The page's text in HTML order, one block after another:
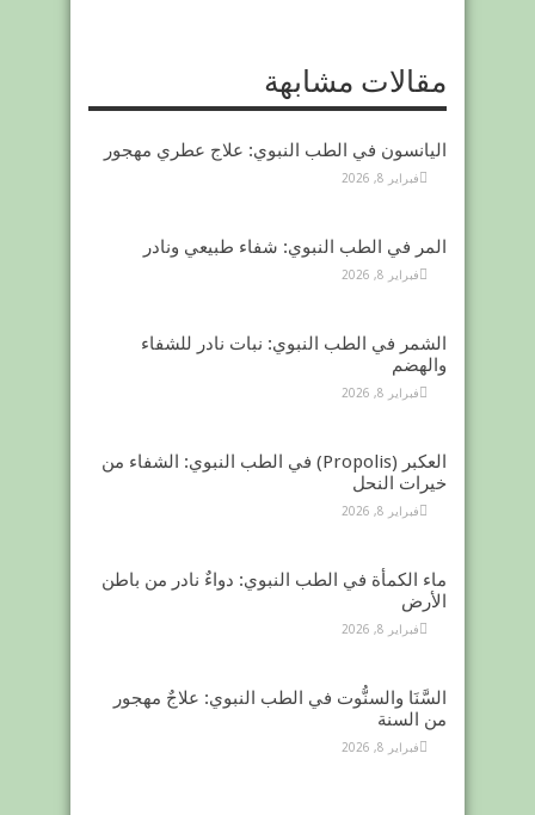
مقالات مشابهة
اليانسون في الطب النبوي: علاج عطري مهجور
فبراير 8, 2026
المر في الطب النبوي: شفاء طبيعي ونادر
فبراير 8, 2026
الشمر في الطب النبوي: نبات نادر للشفاء
والهضم
فبراير 8, 2026
العكبر (Propolis) في الطب النبوي: الشفاء من
خيرات النحل
فبراير 8, 2026
ماء الكمأة في الطب النبوي: دواءٌ نادر من باطن
الأرض
فبراير 8, 2026
السَّنَا والسنُّوت في الطب النبوي: علاجٌ مهجور
من السنة
فبراير 8, 2026